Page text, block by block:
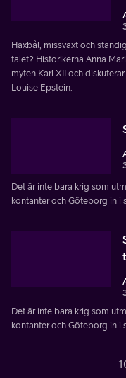
Häxbål, missväxt och
talet? Historikerna Anna
myten Karl XII och
Louise Epstein.
Det är inte bara krig som
kontanter och Göteborg in i
Det är inte bara krig som
kontanter och Göteborg in i